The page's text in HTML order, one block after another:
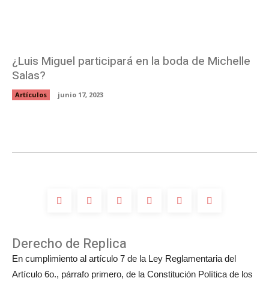
¿Luis Miguel participará en la boda de Michelle
Salas?
Artículos junio 17, 2023
Derecho de Replica
En cumplimiento al artículo 7 de la Ley Reglamentaria del
Artículo 6o., párrafo primero, de la Constitución Política de los